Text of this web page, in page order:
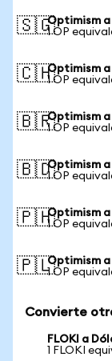
🇸🇬Optimism
1 OP
🇨🇭Optimism a
1 OP
🇧🇷Optimism
1 OP
🇧🇩Optimism a
1 OP
🇵🇭Optimism a
1 OP
🇵🇱Optimism
1 OP
Convierte
FLOKI a
1 FLOKI